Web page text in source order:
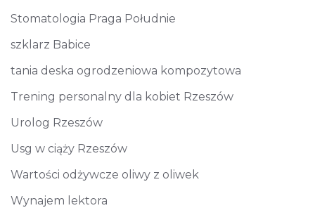
Stomatologia Praga Południe
szklarz Babice
tania deska ogrodzeniowa kompozytowa
Trening personalny dla kobiet Rzeszów
Urolog Rzeszów
Usg w ciąży Rzeszów
Wartości odżywcze oliwy z oliwek
Wynajem lektora